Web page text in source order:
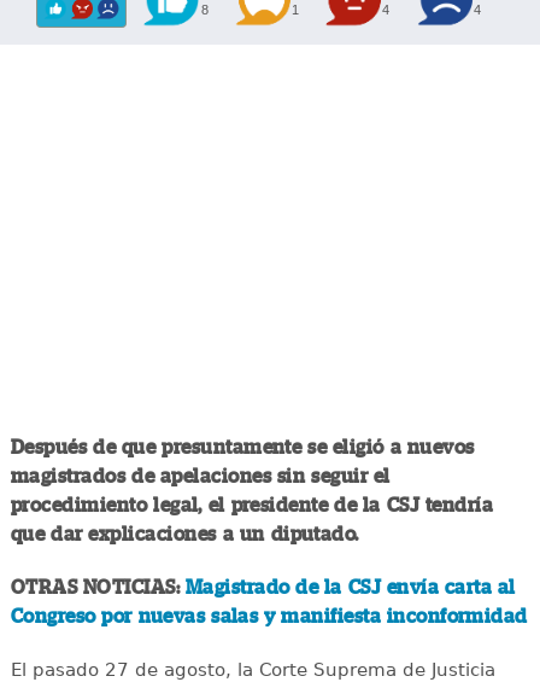
8 1 4 4
Después de que presuntamente se eligió a nuevos
magistrados de apelaciones sin seguir el
procedimiento legal, el presidente de la CSJ tendría
que dar explicaciones a un diputado.
OTRAS NOTICIAS: Magistrado de la CSJ envía carta al
Congreso por nuevas salas y manifiesta inconformidad
El pasado 27 de agosto, la Corte Suprema de Justicia